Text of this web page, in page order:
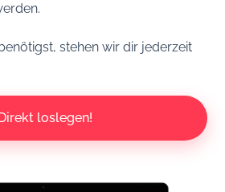
stehen wir dir jederzeit
loslegen!